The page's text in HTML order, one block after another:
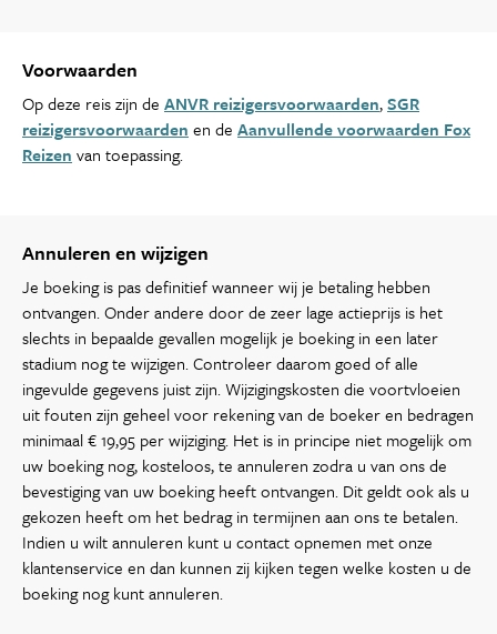
Voorwaarden
Op deze reis zijn de ANVR reizigersvoorwaarden,SGR
reizigersvoorwaarden en de Aanvullende voorwaarden Fox
Reizen van toepassing.
Annuleren en wijzigen
Je boeking is pas definitief wanneer wij je betaling hebben
ontvangen. Onder andere door de zeer lage actieprijs is het
slechts in bepaalde gevallen mogelijk je boeking in een later
stadium nog te wijzigen. Controleer daarom goed of alle
ingevulde gegevens juist zijn. Wijzigingskosten die voortvloeien
uit fouten zijn geheel voor rekening van de boeker en bedragen
minimaal € 19,95 per wijziging. Het is in principe niet mogelijk om
uw boeking nog, kosteloos, te annuleren zodra u van ons de
bevestiging van uw boeking heeft ontvangen. Dit geldt ook als u
gekozen heeft om het bedrag in termijnen aan ons te betalen.
Indien u wilt annuleren kunt u contact opnemen met onze
klantenservice en dan kunnen zij kijken tegen welke kosten u de
boeking nog kunt annuleren.